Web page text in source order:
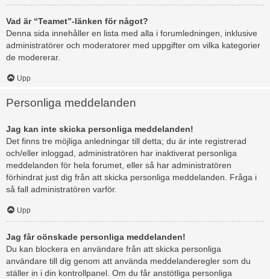
Vad är “Teamet”-länken för något?
Denna sida innehåller en lista med alla i forumledningen, inklusive
administratörer och moderatorer med uppgifter om vilka kategorier
de modererar.
Upp
Personliga meddelanden
Jag kan inte skicka personliga meddelanden!
Det finns tre möjliga anledningar till detta; du är inte registrerad
och/eller inloggad, administratören har inaktiverat personliga
meddelanden för hela forumet, eller så har administratören
förhindrat just dig från att skicka personliga meddelanden. Fråga i
så fall administratören varför.
Upp
Jag får oönskade personliga meddelanden!
Du kan blockera en användare från att skicka personliga
användare till dig genom att använda meddelanderegler som du
ställer in i din kontrollpanel. Om du får anstötliga personliga